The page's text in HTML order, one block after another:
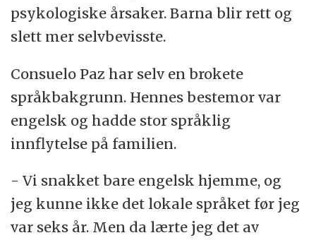
psykologiske årsaker. Barna blir rett og
slett mer selvbevisste.
Consuelo Paz har selv en brokete
språkbakgrunn. Hennes bestemor var
engelsk og hadde stor språklig
innflytelse på familien.
- Vi snakket bare engelsk hjemme, og
jeg kunne ikke det lokale språket før jeg
var seks år. Men da lærte jeg det av